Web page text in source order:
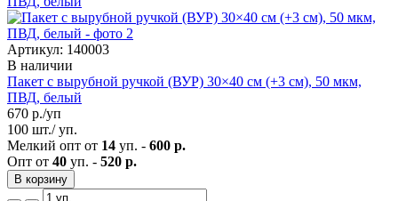
Артикул: 140003
В наличии
Пакет с вырубной ручкой (ВУР) 30×40 см (+3 см), 50 мкм,
ПВД, белый
670 р./уп
100 шт./ уп.
Мелкий опт от 14 уп. - 600 р.
Опт от 40 уп. - 520 р.
В корзину